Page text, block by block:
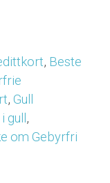
verdt”
, Beste
, Gull
,
om Gebyrfri